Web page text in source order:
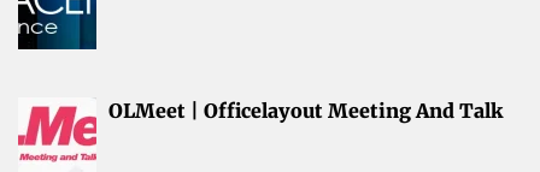
OLMeet | Officelayout Meeting And Talk